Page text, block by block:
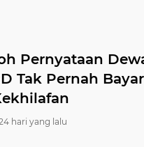
Pernyataan
Tak Pernah
hari yang lalu